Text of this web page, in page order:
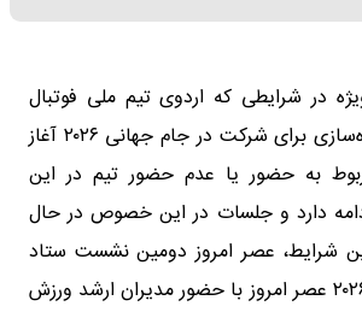
در شرایطی که اردوی تیم ملی فوتبال
ایران به منظور آماده‌سازی برای شرکت در جام جهانی ۲۰۲۶ آغاز
به حضور یا عدم حضور تیم در این
دارد و جلسات در این خصوص در حال
شرایط، عصر امروز دومین نشست ستاد
جام جهانی فوتبال ۲۰۲۶ عصر امروز با حضور مدیران ارشد ورزش